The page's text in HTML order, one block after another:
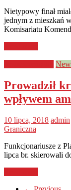
Nietypowy finał
jednym z mieszkań
Komisariatu
Prowadził
wpływem
10 lipca, 2018 admin
Graniczna
Funkcjonariusze z
lipca br. skierowali